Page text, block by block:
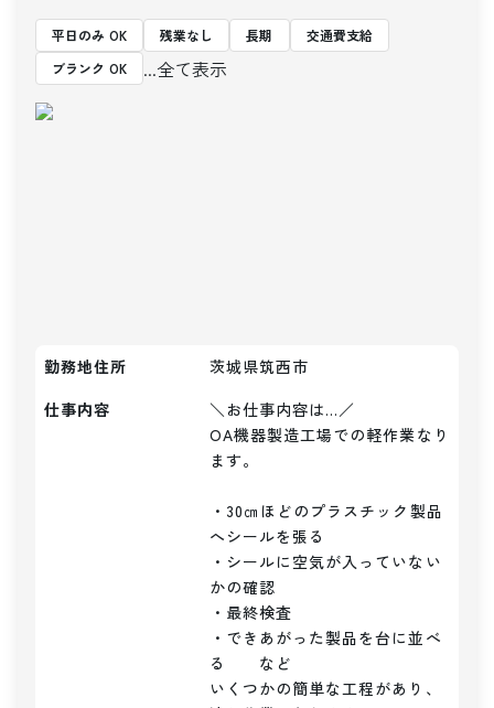
平日のみ OK 残業なし 長期
交通費支給
ブランク OK
...全て表示
勤務地住所
茨城県筑西市
仕事内容
＼お仕事内容は...／
OA機器製造工場での軽作業なり
ます。
・30㎝ほどのプラスチック製品
へシールを張る
・シールに空気が入っていない
かの確認
・最終検査
・できあがった製品を台に並べ
る　　など
いくつかの簡単な工程があり、